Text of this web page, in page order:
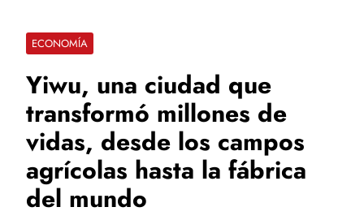
ECONOMÍA
Yiwu, una ciudad que
transformó millones de
vidas, desde los campos
agrícolas hasta la fábrica
del mundo